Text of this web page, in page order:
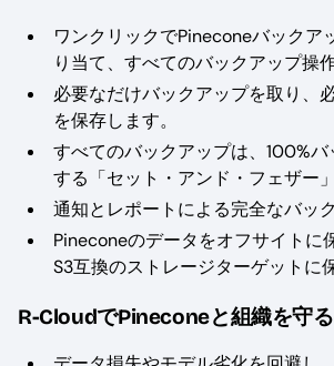
ワンクリックでPineconeバックア
り当て、すべてのバックアップ操
必要なだけバックアップを取り、
を保存します。
すべてのバックアップは、100%
する「セット・アンド・フェザー」
通知とレポートによる完全なバッ
Pineconeのデータをオフサイトに
S3互換のストレージターゲットに
R-CloudでPineconeと組織を守る